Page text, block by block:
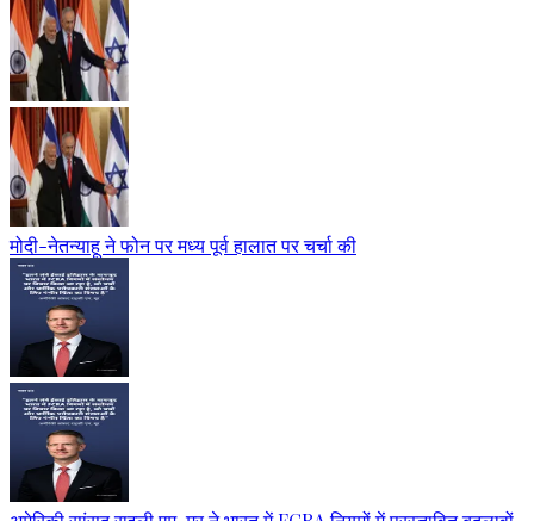
मोदी-नेतन्याहू ने फोन पर मध्य पूर्व हालात पर चर्चा की